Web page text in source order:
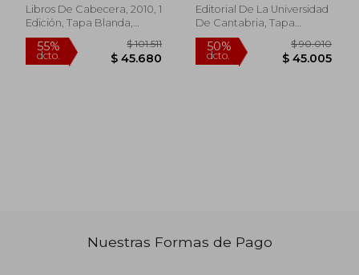
Libros De Cabecera, 2010, 1
Edición, Tapa Blanda,
Nuevo
Editorial De La Universidad
De Cantabria, Tapa
Blanda, Nuevo
Nuestras Formas de Pago